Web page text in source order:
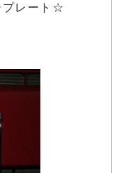
プレート☆